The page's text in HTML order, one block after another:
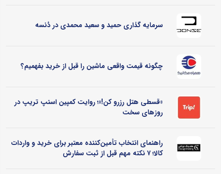
سرمایه گذاری حمید و سعید محمدی در دُنسه
چگونه قیمت واقعی ماشین را قبل از خرید بفهمیم؟
«قسطی هتل رزرو کن!»؛ روایت کمپین اسنپ تریپ در
روزهای سخت
راهنمای انتخاب تأمین‌کننده معتبر برای خرید و واردات
کالا؛ ۷ نکته مهم قبل از ثبت سفارش